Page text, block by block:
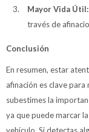
Mayor Vida Útil:
través de
Conclusión
En resumen, estar
afinación es clave
subestimes la
ya que puede marcar